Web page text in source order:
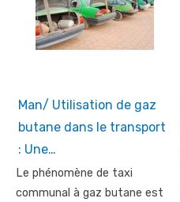
Man/ Utilisation de gaz
butane dans le transport
: Une…
Le phénomène de taxi
communal à gaz butane est